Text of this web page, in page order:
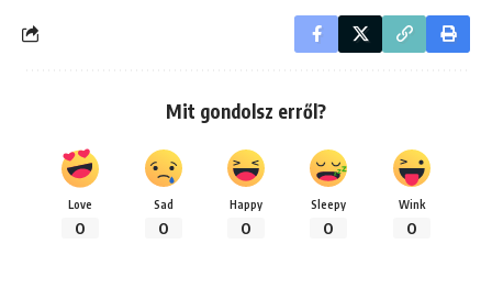
Mit gondolsz erről?
Love
0
Sad
0
Happy
0
Sleepy
0
Wink
0